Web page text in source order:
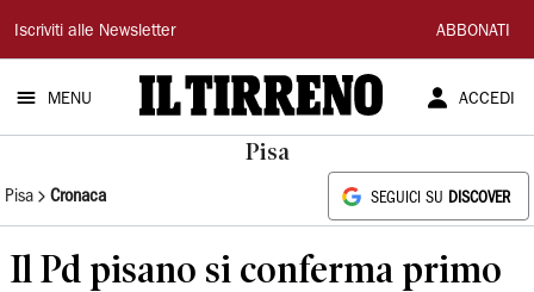
Il
Tirreno
Iscriviti alle Newsletter ABBONATI
MENU ACCEDI
Pisa
Pisa Cronaca SEGUICI SU DISCOVER
Il Pd pisano si conferma primo